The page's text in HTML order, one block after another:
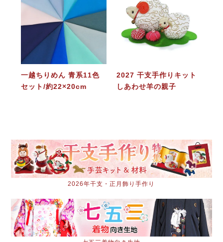
一越ちりめん 青系11色
セット/約22×20cm
2027 干支手作りキット
しあわせ羊の親子
2026年干支・正月飾り手作り